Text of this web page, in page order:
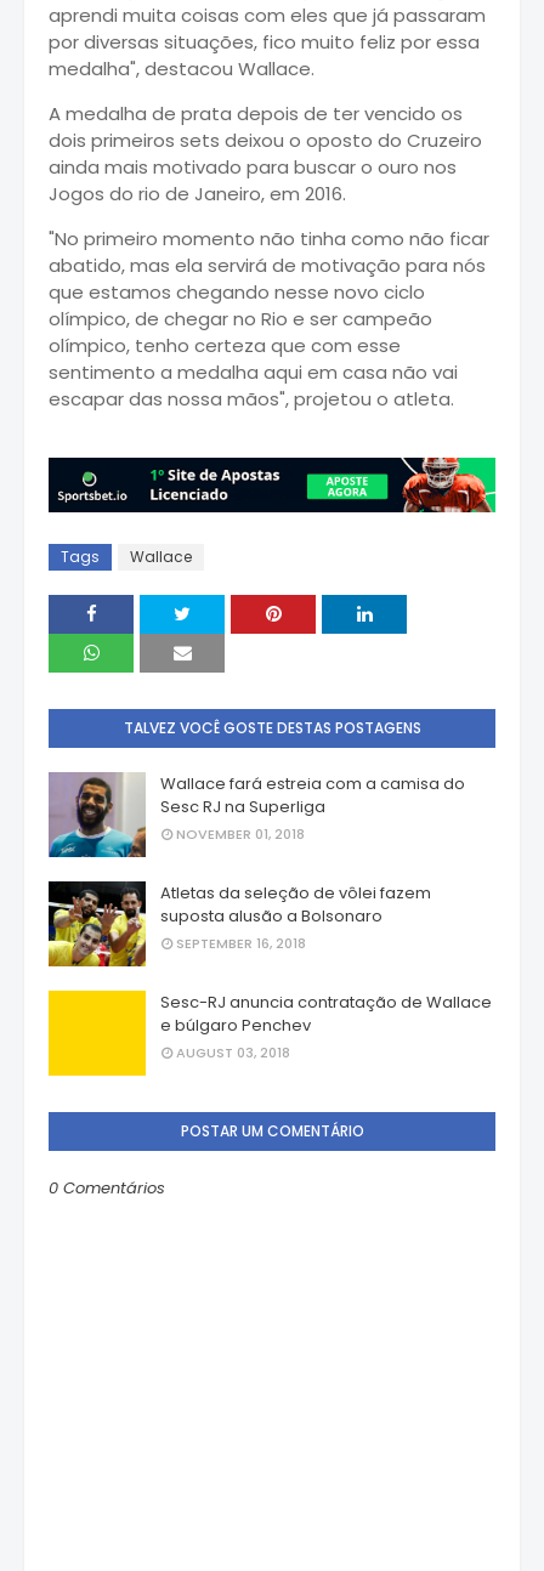
aprendi muita coisas com eles que já passaram
por diversas situações, fico muito feliz por essa
medalha", destacou Wallace.
A medalha de prata depois de ter vencido os
dois primeiros sets deixou o oposto do Cruzeiro
ainda mais motivado para buscar o ouro nos
Jogos do rio de Janeiro, em 2016.
"No primeiro momento não tinha como não ficar
abatido, mas ela servirá de motivação para nós
que estamos chegando nesse novo ciclo
olímpico, de chegar no Rio e ser campeão
olímpico, tenho certeza que com esse
sentimento a medalha aqui em casa não vai
escapar das nossa mãos", projetou o atleta.
Tags Wallace
TALVEZ VOCÊ GOSTE DESTAS POSTAGENS
Wallace fará estreia com a camisa do
Sesc RJ na Superliga
NOVEMBER 01, 2018
Atletas da seleção de vôlei fazem
suposta alusão a Bolsonaro
SEPTEMBER 16, 2018
Sesc-RJ anuncia contratação de Wallace
e búlgaro Penchev
AUGUST 03, 2018
POSTAR UM COMENTÁRIO
0 Comentários